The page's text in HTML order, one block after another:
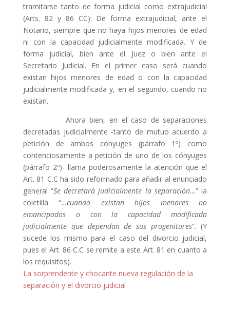
tramitarse tanto de forma judicial como extrajudicial
(Arts. 82 y 86 CC): De forma extrajudicial, ante el
Notario, siempre que no haya hijos menores de edad
ni con la capacidad judicialmente modificada. Y de
forma judicial, bien ante el Juez o bien ante el
Secretario Judicial. En el primer caso será cuando
existan hijos menores de edad o con la capacidad
judicialmente modificada y, en el segundo, cuando no
existan.
Ahora bien, en el caso de separaciones
decretadas judicialmente -tanto de mutuo acuerdo a
petición de ambos cónyuges (párrafo 1º) como
contenciosamente a petición de uno de los cónyuges
(párrafo 2º)- llama poderosamente la atención que el
Art. 81 C.C ha sido reformado para añadir al enunciado
general “Se decretará judicialmente la separación…” la
coletilla “...cuando existan hijos menores no
emancipados o con la capacidad modificada
judicialmente que dependan de sus progenitores“. (Y
sucede los mismo para el caso del divorcio judicial,
pues el Art. 86 C.C se remite a este Art. 81 en cuanto a
los requisitos).
La sorprendente y chocante nueva regulación de la
separación y el divorcio judicial